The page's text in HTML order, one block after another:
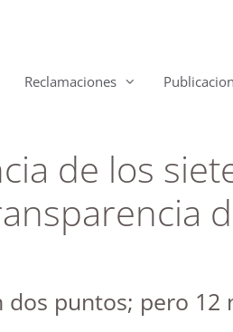
Reclamaciones
de los
puntos; pero 12